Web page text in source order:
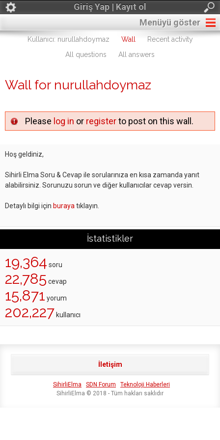
Giriş Yap | Kayıt ol
Menüyü göster
Kullanıcı: nurullahdoymaz Wall
Recent activity
All questions
All answers
Wall for nurullahdoymaz
Please log in or registerto post on this wall.
Hoş geldiniz,
Sihirli Elma Soru & Cevap ile sorularınıza en kısa zamanda yanıt
alabilirsiniz. Sorunuzu sorun ve diğer kullanıcılar cevap versin.
Detaylı bilgi için buraya tıklayın.
İstatistikler
19,364 soru
22,785 cevap
15,871 yorum
202,227 kullanıcı
İletişim
SihirliElma SDN Forum
Teknoloji Haberleri
SihirliElma © 2018 - Tüm hakları saklıdır